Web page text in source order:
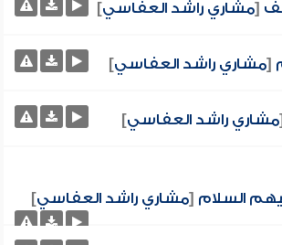
[مشاري راشد العفاسي]
[مشاري راشد العفاسي]
[مشاري راشد العفاسي]
السلام [مشاري راشد العفاسي]